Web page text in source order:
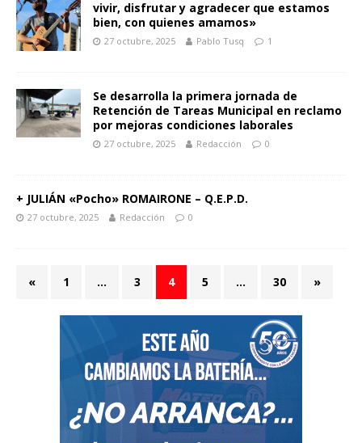
vivir, disfrutar y agradecer que estamos
bien, con quienes amamos»
27 octubre, 2025 Pablo Tusq 1
Se desarrolla la primera jornada de
Retención de Tareas Municipal en reclamo
por mejoras condiciones laborales
27 octubre, 2025 Redacción 0
+ JULIÁN «Pocho» ROMAIRONE – Q.E.P.D.
27 octubre, 2025 Redacción 0
« 1 … 3 4 5 … 30 »